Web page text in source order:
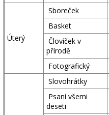
Úterý
Sboreček
Basket
Človíček v
přírodě
Fotografický
Slovohrátky
Psaní všemi
deseti